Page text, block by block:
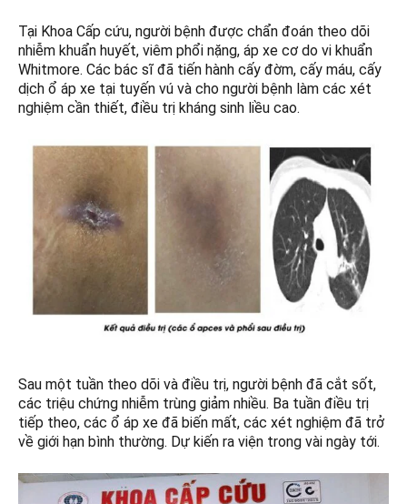
Tại Khoa Cấp cứu, người bệnh được chẩn đoán theo dõi
nhiễm khuẩn huyết, viêm phổi nặng, áp xe cơ do vi khuẩn
Whitmore. Các bác sĩ đã tiến hành cấy đờm, cấy máu, cấy
dịch ổ áp xe tại tuyến vú và cho người bệnh làm các xét
nghiệm cần thiết, điều trị kháng sinh liều cao.
Sau một tuần theo dõi và điều trị, người bệnh đã cắt sốt,
các triệu chứng nhiễm trùng giảm nhiều. Ba tuần điều trị
tiếp theo, các ổ áp xe đã biến mất, các xét nghiệm đã trở
về giới hạn bình thường. Dự kiến ra viện trong vài ngày tới.